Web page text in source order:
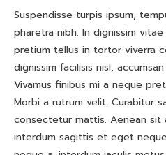
Suspendisse turpis ipsum,
pharetra nibh. In dignissim
pretium tellus in tortor viverra
dignissim facilisis nisl,
Vivamus finibus mi a neque
Morbi a rutrum velit. Curabitur
consectetur mattis. Aenean sit
interdum sagittis et eget